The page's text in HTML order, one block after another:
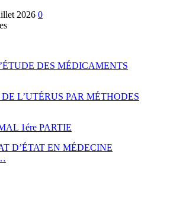
2026 0
DES MÉDICAMENTS
L’UTÉRUS PAR MÉTHODES
1ére PARTIE
D’ÉTAT EN MÉDECINE